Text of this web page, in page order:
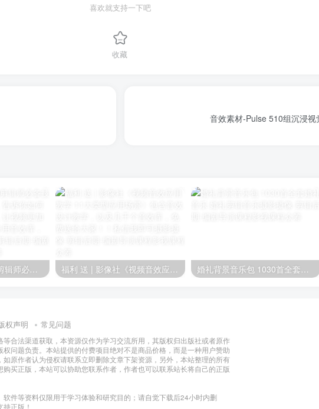
喜欢就支持一下吧
收藏
音效素材-Pulse 510组沉浸
《 音效剪辑课 后期剪辑师必备技能》剪辑师八条主讲，告诉你如何在剪辑过程中加音效，让视频更加立体。有配套的32G专用音效库，视频素材等 福利 送 | 影像社《视频音效应用教学 11大类型应用场景》包含音效设计教学，以及几千个音效库，免费送给大家！！私信我即可 婚礼背景音乐包 1030首全套婚礼音乐 婚礼剪辑音乐
权声明 常见问题
等合法渠道获取，本资源仅作为学习交流所用，其版权归出版社或者原作
问题负责。本站提供的付费项目绝对不是商品价格，而是一种用户赞助
原作者认为侵权请联系立即删除文章下架资源，另外，本站整理的所有
买正版，本站可以协助您联系作者，作者也可以联系站长将自己的正版
软件等资料仅限用于学习体验和研究目的；请自觉下载后24小时内删
正版！